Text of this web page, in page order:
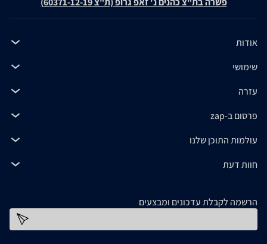
אודות
שימושי
עזרה
פרסום ב-zap
עולמות התוכן שלנו
חוות דעת
הרשמה לקבלת עדכונים ומבצעים